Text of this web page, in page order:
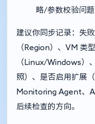
略/参数校验问题
建议你同步记录：失
（Region）、VM 类
（Linux/Windows）
照）、是否启用扩展
Monitoring Agent、
后续检查的方向。